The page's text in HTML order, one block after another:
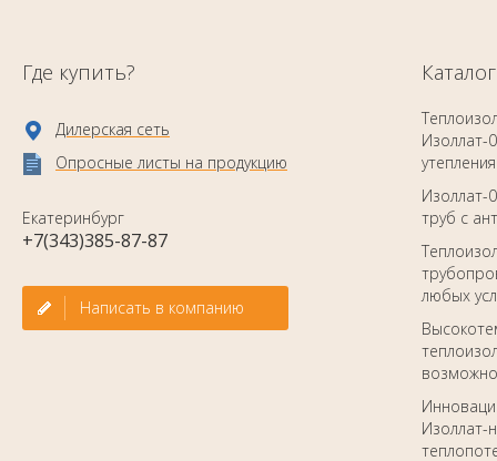
Где купить?
Дилерская сеть
Опросные листы на продукцию
Екатеринбург
+7(343)385-87-87
Написать в компанию
Каталог
Изоллат-
утепления
Изоллат-
труб с
любых
Изоллат-